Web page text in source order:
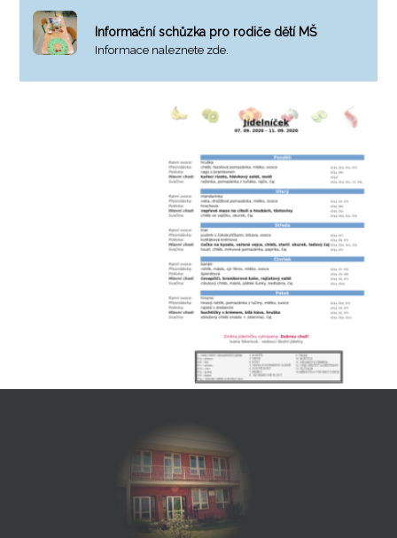
Informační schůzka pro rodiče dětí MŠ
Informace naleznete zde.